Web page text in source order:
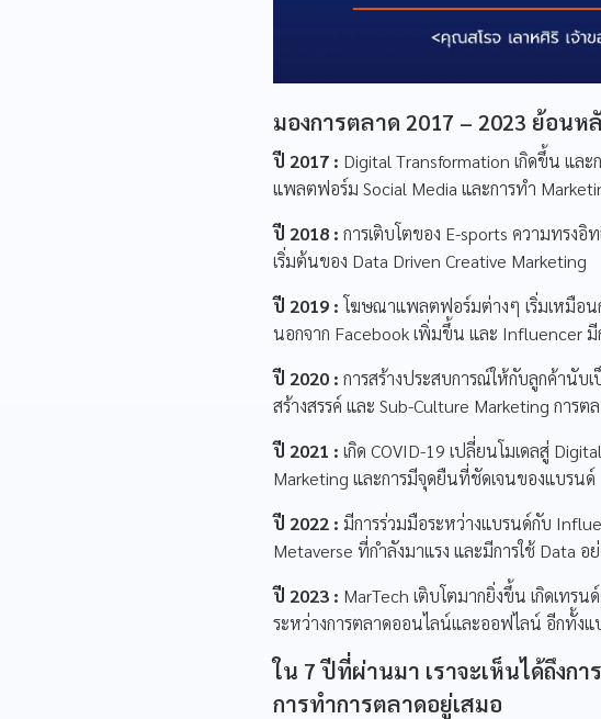
มองการตลาด 2017 – 2023 ย้อน
ปี 2017 : Digital Transformation เกิดขึ้น และ
แพลตฟอร์ม Social Media และการทำ
ปี 2018 : การเติบโตของ E-sports ความทรง
เริ่มต้นของ Data Driven Creative Marketing
ปี 2019 : โฆษณาแพลตฟอร์มต่างๆ เริ่มเหมือ
นอกจาก Facebook เพิ่มขึ้น และ Influencer
ปี 2020 : การสร้างประสบการณ์ให้กับลูกค้านับ
สร้างสรรค์ และ Sub-Culture Marketing กา
ปี 2021 : เกิด COVID-19 เปลี่ยนโมเดลสู่
Marketing และการมีจุดยืนที่ชัดเจนของแบรนด์
ปี 2022 : มีการร่วมมือระหว่างแบรนด์กับ
Metaverse ที่กำลังมาแรง และมีการใช้ Data
ปี 2023 : MarTech เติบโตมากยิ่งขึ้น เกิดเทร
ระหว่างการตลาดออนไลน์และออฟไลน์ อีกทั้งแ
ใน 7 ปีที่ผ่านมา เราจะเห็นได้ถึงก
การทำการตลาดอยู่เสมอ